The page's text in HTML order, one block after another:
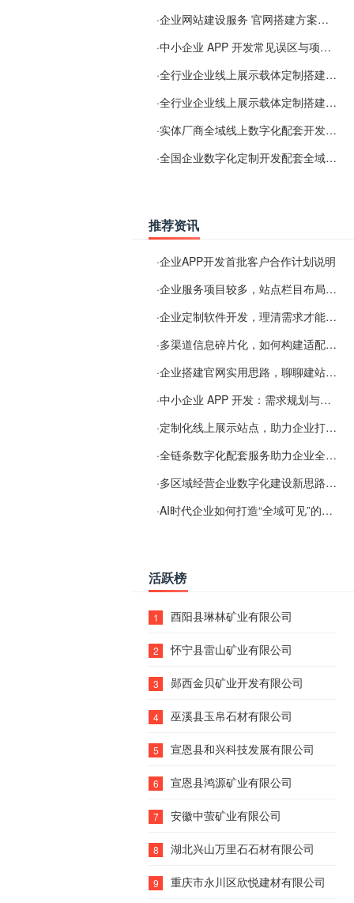
·企业网站建设服务 官网搭建方案经验分享
·中小企业 APP 开发常见误区与项目规划实用经验
·全行业企业线上展示载体定制搭建服务
·全行业企业线上展示载体定制搭建服务
·实体厂商全域线上数字化配套开发与地域检索优化服务
·全国企业数字化定制开发配套全域搜索优化服务
推荐资讯
·企业APP开发首批客户合作计划说明
·企业服务项目较多，站点栏目布局规划参考思路
·企业定制软件开发，理清需求才能提升数字化落地效率
·多渠道信息碎片化，如何构建适配 AI 检索的品牌信息源
·企业搭建官网实用思路，聊聊建站容易忽视的问题
·中小企业 APP 开发：需求规划与项目落地避坑经验分享
·定制化线上展示站点，助力企业打通线上经营渠道
·全链条数字化配套服务助力企业全域线上经营
·多区域经营企业数字化建设新思路：多端载体与地域检索一体化落地思路分享
·AI时代企业如何打造“全域可见”的数字资产？梓彤超越给出新解法
活跃榜
1 酉阳县琳林矿业有限公司
2 怀宁县雷山矿业有限公司
3 郧西金贝矿业开发有限公司
4 巫溪县玉帛石材有限公司
5 宣恩县和兴科技发展有限公司
6 宣恩县鸿源矿业有限公司
7 安徽中萤矿业有限公司
8 湖北兴山万里石石材有限公司
9 重庆市永川区欣悦建材有限公司